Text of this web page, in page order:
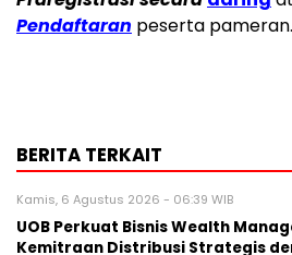
Pendaftaran peserta pameran.
BERITA TERKAIT
Kamis, 6 Agustus 2026 - 06:39 WIB
UOB Perkuat Bisnis Wealth
Kemitraan Distribusi Strategis